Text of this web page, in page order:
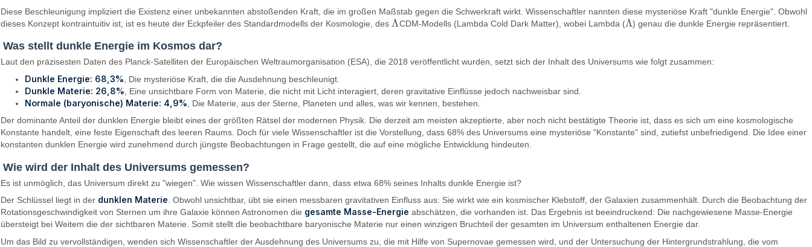
Diese Beschleunigung impliziert die Existenz einer unbekannten abstoßenden Kraft, die im großen Maßstab gegen die Schwerkraft wirkt. Wissenschaftler nannten diese mysteriöse Kraft "dunkle Energie". Obwohl
dieses Konzept kontraintuitiv ist, ist es heute der Eckpfeiler des Standardmodells der Kosmologie, des Λ
Λ CDM-Modells (Lambda Cold Dark Matter), wobei Lambda (Λ
Λ ) genau die dunkle Energie repräsentiert.
Was stellt dunkle Energie im Kosmos dar?
Laut den präzisesten Daten des Planck-Satelliten der Europäischen Weltraumorganisation (ESA), die 2018 veröffentlicht wurden, setzt sich der Inhalt des Universums wie folgt zusammen:
Dunkle Energie: 68,3% , Die mysteriöse Kraft, die die Ausdehnung beschleunigt.
Dunkle Materie: 26,8% , Eine unsichtbare Form von Materie, die nicht mit Licht interagiert, deren gravitative Einflüsse jedoch nachweisbar sind.
Normale (baryonische) Materie: 4,9% , Die Materie, aus der Sterne, Planeten und alles, was wir kennen, bestehen.
Der dominante Anteil der dunklen Energie bleibt eines der größten Rätsel der modernen Physik. Die derzeit am meisten akzeptierte, aber noch nicht bestätigte Theorie ist, dass es sich um eine kosmologische
Konstante handelt, eine feste Eigenschaft des leeren Raums. Doch für viele Wissenschaftler ist die Vorstellung, dass 68% des Universums eine mysteriöse "Konstante" sind, zutiefst unbefriedigend. Die Idee einer
konstanten dunklen Energie wird zunehmend durch jüngste Beobachtungen in Frage gestellt, die auf eine mögliche Entwicklung hindeuten.
Wie wird der Inhalt des Universums gemessen?
Es ist unmöglich, das Universum direkt zu "wiegen". Wie wissen Wissenschaftler dann, dass etwa 68% seines Inhalts dunkle Energie ist?
Der Schlüssel liegt in der dunklen Materie. Obwohl unsichtbar, übt sie einen messbaren gravitativen Einfluss aus: Sie wirkt wie ein kosmischer Klebstoff, der Galaxien zusammenhält. Durch die Beobachtung der
Rotationsgeschwindigkeit von Sternen um ihre Galaxie können Astronomen die gesamte Masse-Energie abschätzen, die vorhanden ist. Das Ergebnis ist beeindruckend: Die nachgewiesene Masse-Energie
übersteigt bei Weitem die der sichtbaren Materie. Somit stellt die beobachtbare baryonische Materie nur einen winzigen Bruchteil der gesamten im Universum enthaltenen Energie dar.
Um das Bild zu vervollständigen, wenden sich Wissenschaftler der Ausdehnung des Universums zu, die mit Hilfe von Supernovae gemessen wird, und der Untersuchung der Hintergrundstrahlung, die vom